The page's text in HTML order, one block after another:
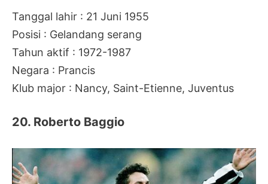
Tanggal lahir : 21 Juni 1955
Posisi : Gelandang serang
Tahun aktif : 1972-1987
Negara : Prancis
Klub major : Nancy, Saint-Etienne, Juventus
20. Roberto Baggio